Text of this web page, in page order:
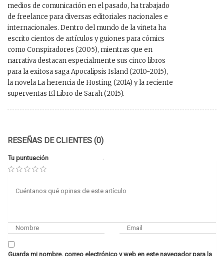
medios de comunicación en el pasado, ha trabajado
de freelance para diversas editoriales nacionales e
internacionales. Dentro del mundo de la viñeta ha
escrito cientos de artículos y guiones para cómics
como Conspiradores (2005), mientras que en
narrativa destacan especialmente sus cinco libros
para la exitosa saga Apocalipsis Island (2010-2015),
la novela La herencia de Hosting (2014) y la reciente
superventas El Libro de Sarah (2015).
RESEÑAS DE CLIENTES (0)
Tu puntuación
Guarda mi nombre, correo electrónico y web en este navegador para la